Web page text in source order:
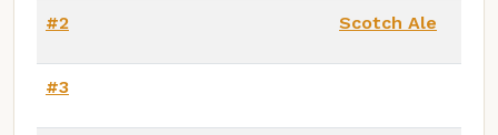
#2 Scotch Ale
#3